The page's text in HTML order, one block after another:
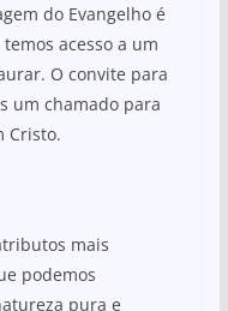
do Evangelho é
acesso a um
O convite para
um chamado para
Cristo.
mais
podemos
pura e